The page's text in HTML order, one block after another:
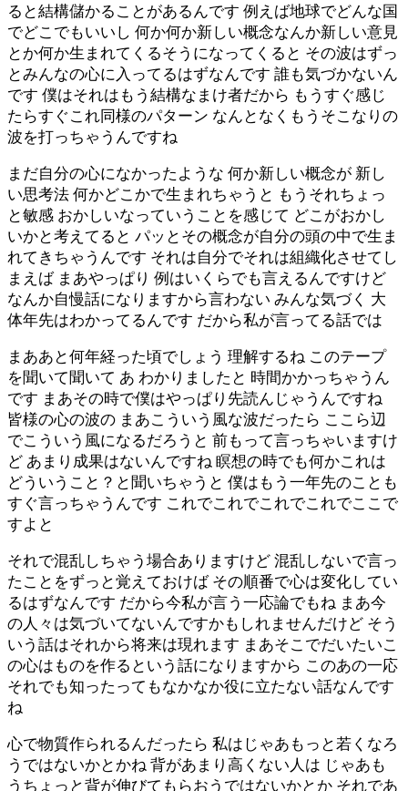
ると結構儲かることがあるんです 例えば地球でどんな国
でどこでもいいし 何か何か新しい概念なんか新しい意見
とか何か生まれてくるそうになってくると その波はずっ
とみんなの心に入ってるはずなんです 誰も気づかないん
です 僕はそれはもう結構なまけ者だから もうすぐ感じ
たらすぐこれ同様のパターン なんとなくもうそこなりの
波を打っちゃうんですね
まだ自分の心になかったような 何か新しい概念が 新し
い思考法 何かどこかで生まれちゃうと もうそれちょっ
と敏感 おかしいなっていうことを感じて どこがおかし
いかと考えてると パッとその概念が自分の頭の中で生ま
れてきちゃうんです それは自分でそれは組織化させてし
まえば まあやっぱり 例はいくらでも言えるんですけど
なんか自慢話になりますから言わない みんな気づく 大
体年先はわかってるんです だから私が言ってる話では
まああと何年経った頃でしょう 理解するね このテープ
を聞いて聞いて あ わかりましたと 時間かかっちゃうん
です まあその時で僕はやっぱり先読んじゃうんですね
皆様の心の波の まあこういう風な波だったら ここら辺
でこういう風になるだろうと 前もって言っちゃいますけ
ど あまり成果はないんですね 瞑想の時でも何かこれは
どういうこと？と聞いちゃうと 僕はもう一年先のことも
すぐ言っちゃうんです これでこれでこれでこれでここで
すよと
それで混乱しちゃう場合ありますけど 混乱しないで言っ
たことをずっと覚えておけば その順番で心は変化してい
るはずなんです だから今私が言う一応論でもね まあ今
の人々は気づいてないんですかもしれませんだけど そう
いう話はそれから将来は現れます まあそこでだいたいこ
の心はものを作るという話になりますから このあの一応
それでも知ったってもなかなか役に立たない話なんです
ね
心で物質作られるんだったら 私はじゃあもっと若くなろ
うではないかとかね 背があまり高くない人は じゃあも
うちょっと背が伸びてもらおうではないかとか それであ